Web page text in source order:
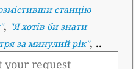
станцію
", "Я хотів би знати
за минулий рік", ..